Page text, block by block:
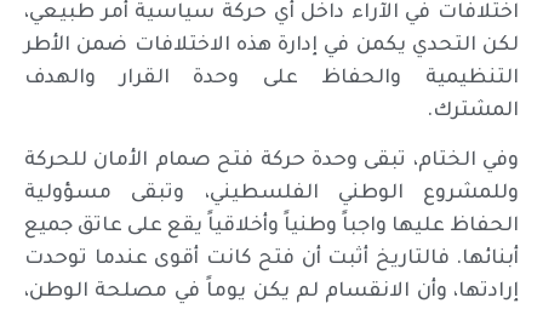
اختلافات في الآراء داخل أي حركة سياسية أمر طبيعي،
لكن التحدي يكمن في إدارة هذه الاختلافات ضمن الأطر
التنظيمية والحفاظ على وحدة القرار والهدف
المشترك.
وفي الختام، تبقى وحدة حركة فتح صمام الأمان للحركة
وللمشروع الوطني الفلسطيني، وتبقى مسؤولية
الحفاظ عليها واجباً وطنياً وأخلاقياً يقع على عاتق جميع
أبنائها. فالتاريخ أثبت أن فتح كانت أقوى عندما توحدت
إرادتها، وأن الانقسام لم يكن يوماً في مصلحة الوطن،